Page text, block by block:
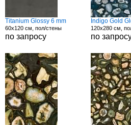
Titanium Glossy 6 mm
60x120 см, пол/стены
по запросу
Indigo Gold
120x280 см,
по